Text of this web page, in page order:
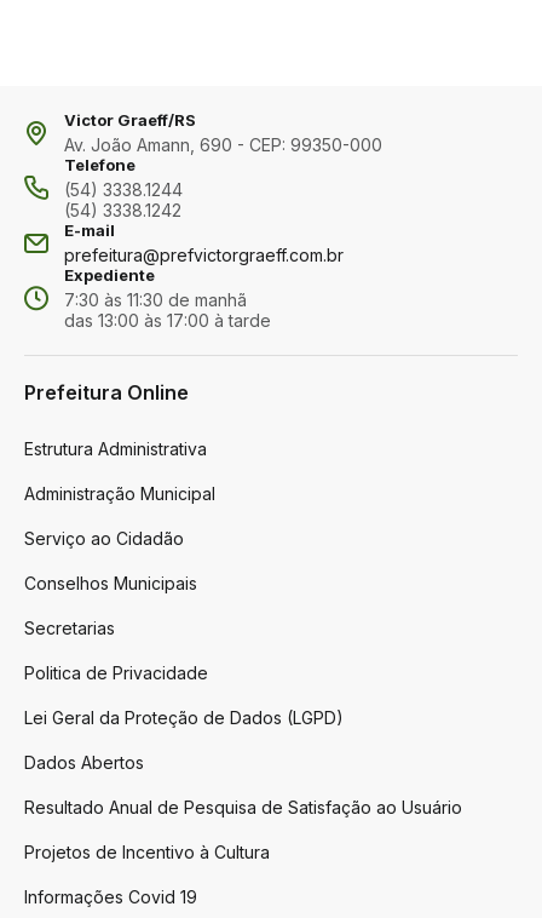
Victor Graeff/RS
Av. João Amann, 690 - CEP: 99350-000
Telefone
(54) 3338.1244
(54) 3338.1242
E-mail
prefeitura@prefvictorgraeff.com.br
Expediente
7:30 às 11:30 de manhã
das 13:00 às 17:00 à tarde
Prefeitura Online
Estrutura Administrativa
Administração Municipal
Serviço ao Cidadão
Conselhos Municipais
Secretarias
Politica de Privacidade
Lei Geral da Proteção de Dados (LGPD)
Dados Abertos
Resultado Anual de Pesquisa de Satisfação ao Usuário
Projetos de Incentivo à Cultura
Informações Covid 19